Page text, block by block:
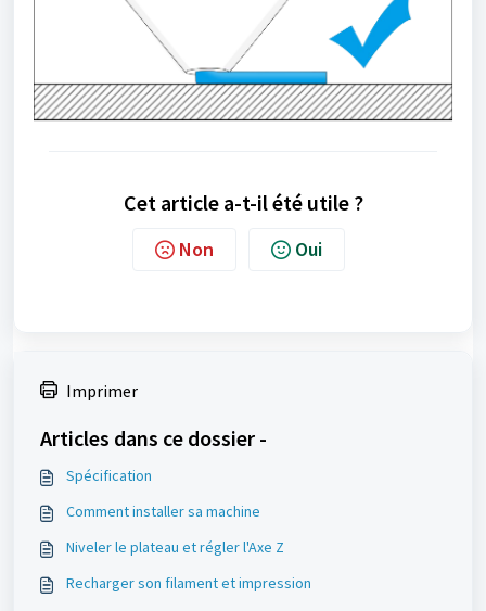
Cet article a-t-il été utile ?
Non Oui
Imprimer
Articles dans ce dossier -
Spécification
Comment installer sa machine
Niveler le plateau et régler l'Axe Z
Recharger son filament et impression